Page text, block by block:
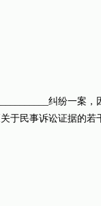
纠纷一案，
于民事诉讼证据的若